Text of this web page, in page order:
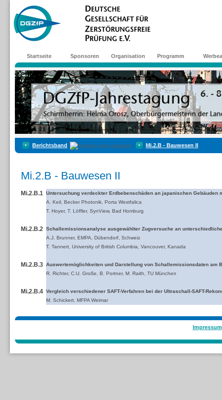
Startseite Sponsoren Organisation Programm
Berichtsband Mi.2.B - Bauwesen II
Mi.2.B - Bauwesen II
Mi.2.B.1
Untersuchung verdeckter Erdbebenschäden an japanischen Gebäuden
A. Keil, Becker Photonik, Porta Westfalica
T. Hoyer, T. Löffler, SynView, Bad Homburg
Mi.2.B.2
Schallemissionsanalyse ausgewählter Zugversuche an
A.J. Brunner, EMPA, Dübendorf, Schweiz
T. Tannert, University of British Columbia, Vancouver, Kanada
Mi.2.B.3 Auswertemöglichkeiten und Darstellung von Schallemissionsdaten am
R. Richter, C.U. Große, B. Portner, M. Raith, TU München
Mi.2.B.4 Vergleich verschiedener SAFT-Verfahren bei der Ultraschall-SAFT-
M. Schickert, MFPA Weimar
Impressum